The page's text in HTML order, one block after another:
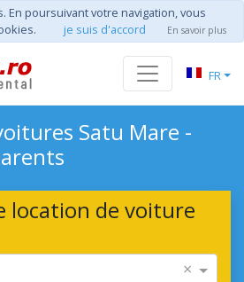
En poursuivant votre navigation, vous
je suis d'accord En savoir plus
FR
Satu Mare -
location de voiture
×